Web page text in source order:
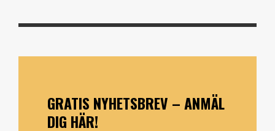
GRATIS NYHETSBREV – ANMÄL
DIG HÄR!